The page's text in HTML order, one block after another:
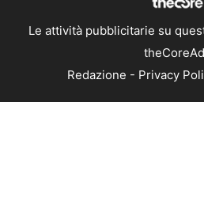
Le attività pubblicitarie su
Redazione - Privacy